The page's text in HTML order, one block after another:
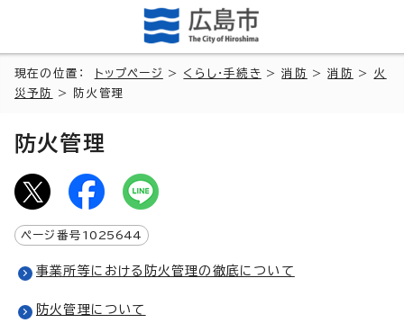
現在の位置： トップページ > くらし・手続き >消防 >消防 > 火
災予防
> 防火管理
防火管理
ページ番号 1025644
事業所等における防火管理の徹底について
防火管理について